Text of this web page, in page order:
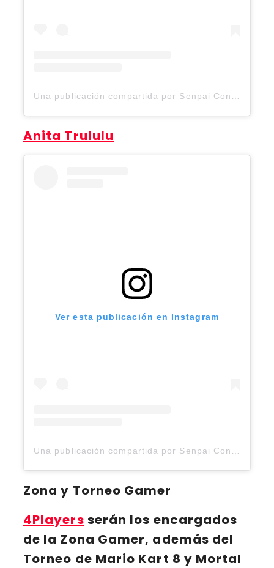
Una publicación compartida por Senpai Con (@senpaicon.2025)
Anita Trululu
Ver esta publicación en Instagram
Zona y Torneo Gamer
4Players serán los encargados
de la Zona Gamer, además del
Torneo de Mario Kart 8 y Mortal